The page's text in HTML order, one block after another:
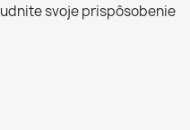
svoje prispôsobenie